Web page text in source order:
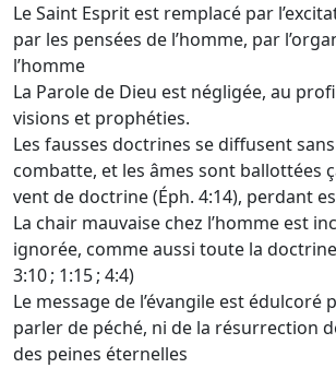
Le Saint Esprit est remplacé par
par les pensées de l’homme, par
l’homme
La Parole de Dieu est négligée, au
visions et prophéties.
Les fausses doctrines se diffusent sans
combatte, et les âmes sont ballottées
vent de doctrine (Éph. 4:14), perdant
La chair mauvaise chez l’homme est
ignorée, comme aussi toute la
3:10 ; 1:15 ; 4:4)
Le message de l’évangile est édulcoré
parler de péché, ni de la résurrection
des peines éternelles